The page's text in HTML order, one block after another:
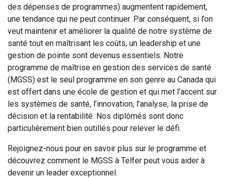
des dépenses de programmes) augmentent rapidement,
une tendance qui ne peut continuer. Par conséquent, si l’on
veut maintenir et améliorer la qualité de notre système de
santé tout en maîtrisant les coûts, un leadership et une
gestion de pointe sont devenus essentiels. Notre
programme de maîtrise en gestion des services de santé
(MGSS) est le seul programme en son genre au Canada qui
est offert dans une école de gestion et qui met l’accent sur
les systèmes de santé, l’innovation, l’analyse, la prise de
décision et la rentabilité. Nos diplômés sont donc
particulièrement bien outillés pour relever le défi.
Rejoignez-nous pour en savoir plus sur le programme et
découvrez comment le MGSS à Telfer peut vous aider à
devenir un leader exceptionnel.